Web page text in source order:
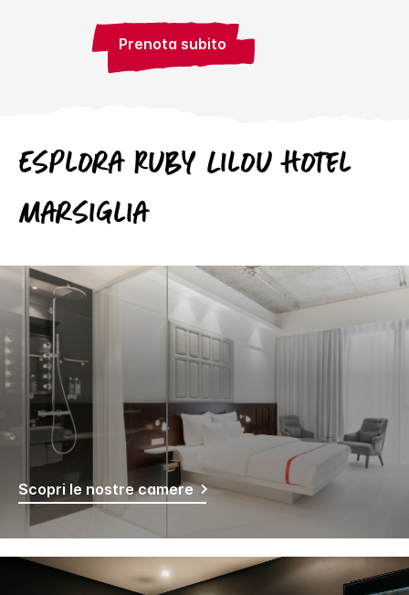
Prenota subito
Esplora Ruby Lilou Hotel
Marsiglia
Scopri le nostre camere